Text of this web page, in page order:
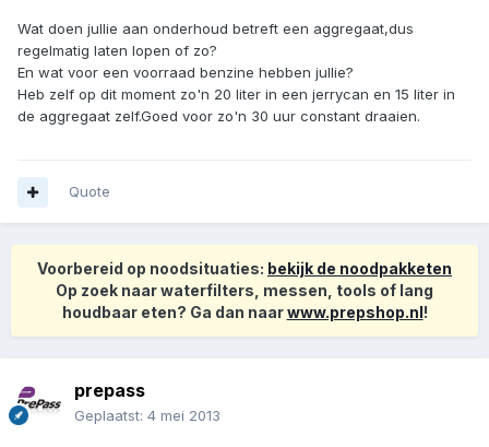
Wat doen jullie aan onderhoud betreft een aggregaat,dus
regelmatig laten lopen of zo?
En wat voor een voorraad benzine hebben jullie?
Heb zelf op dit moment zo'n 20 liter in een jerrycan en 15 liter in
de aggregaat zelf.Goed voor zo'n 30 uur constant draaien.
Quote
Voorbereid op noodsituaties: bekijk de noodpakketen
Op zoek naar waterfilters, messen, tools of lang
houdbaar eten? Ga dan naarwww.prepshop.nl!
prepass
Geplaatst: 4 mei 2013